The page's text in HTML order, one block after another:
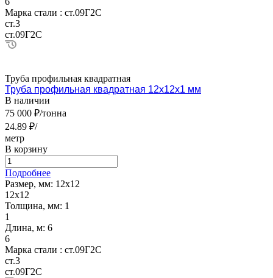
Марка стали : ст.09Г2С
ст.3
ст.09Г2С
Труба профильная квадратная
Труба профильная квадратная 12х12х1 мм
В наличии
75 000 ₽/тонна
24.89 ₽/
метр
В корзину
Подробнее
Размер, мм: 12х12
12х12
Толщина, мм: 1
1
Длина, м: 6
6
Марка стали : ст.09Г2С
ст.3
ст.09Г2С